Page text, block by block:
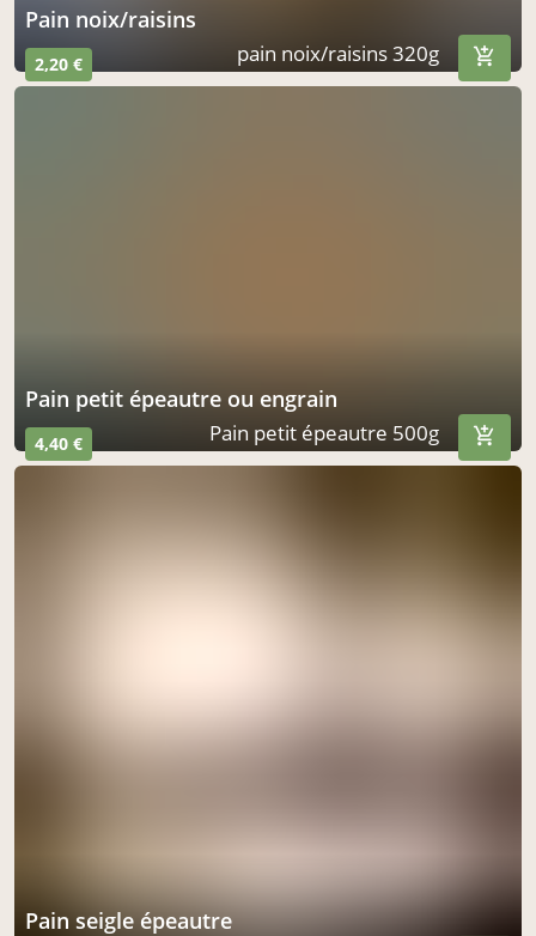
pain noix/raisins
2,20 € pain noix/raisins 320g
pain petit épeautre ou engrain
4,40 € Pain petit épeautre 500g
pain seigle épeautre